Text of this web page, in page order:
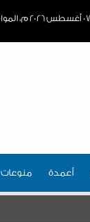
أعمدة منوعات